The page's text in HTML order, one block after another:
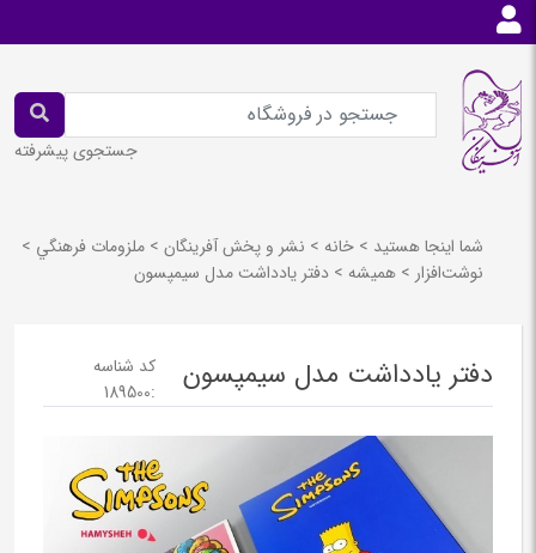
جستجوی پیشرفته
شما اینجا هستید > خانه > نشر و پخش آفرينگان > ملزومات فرهنگي >
نوشت‌افزار > هميشه > دفتر یادداشت مدل سیمپسون
دفتر یادداشت مدل سیمپسون
کد شناسه
:
189500